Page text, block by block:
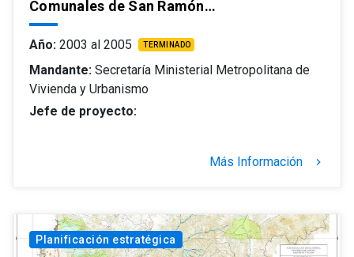
Comunales de San Ramón…
Año: 2003 al 2005 TERMINADO
Mandante: Secretaría Ministerial Metropolitana de
Vivienda y Urbanismo
Jefe de proyecto:
Más Información keyboard_arrow_right
Planificación estratégica